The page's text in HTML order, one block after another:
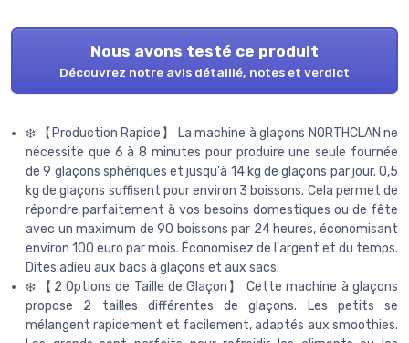
Nous avons testé ce produit
Découvrez notre avis détaillé, notes et verdict
❄️ 【Production Rapide】 La machine à glaçons NORTHCLAN ne
nécessite que 6 à 8 minutes pour produire une seule fournée
de 9 glaçons sphériques et jusqu'à 14 kg de glaçons par jour. 0,5
kg de glaçons suffisent pour environ 3 boissons. Cela permet de
répondre parfaitement à vos besoins domestiques ou de fête
avec un maximum de 90 boissons par 24 heures, économisant
environ 100 euro par mois. Économisez de l'argent et du temps.
Dites adieu aux bacs à glaçons et aux sacs.
❄️ 【2 Options de Taille de Glaçon】 Cette machine à glaçons
propose 2 tailles différentes de glaçons. Les petits se
mélangent rapidement et facilement, adaptés aux smoothies.